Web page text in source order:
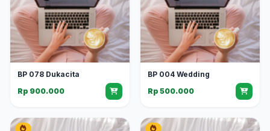
BP 078 Dukacita
Rp 900.000
BP 004 Wedding
Rp 500.000